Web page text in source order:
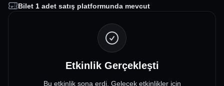
Bilet 1 adet satış platformunda mevcut
Etkinlik Gerçekleşti
Bu etkinlik sona erdi. Gelecek etkinlikler için